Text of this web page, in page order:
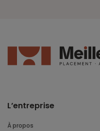
L’entreprise
À propos